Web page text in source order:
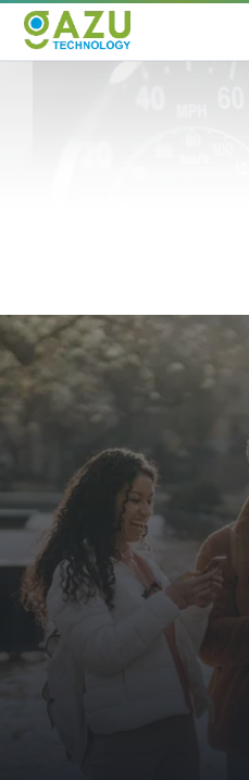
Te has suscrito
Nos complace
estamos
contigo las últimas
ofertas exclusivas.
Queremos que
nuestro contenido,
darnos tu opinión y
aquí para escucharte